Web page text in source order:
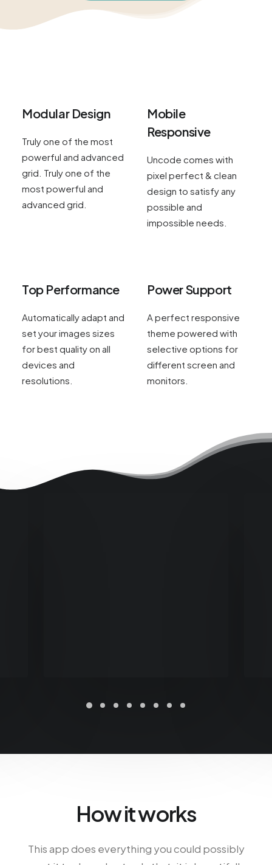
Modular Design
Truly one of the most
powerful and advanced
grid. Truly one of the
most powerful and
advanced grid.
Mobile
Responsive
Uncode comes with
pixel perfect & clean
design to satisfy any
possible and
impossible needs.
Top Performance
Automatically adapt and
set your images sizes
for best quality on all
devices and
resolutions.
Power Support
A perfect responsive
theme powered with
selective options for
different screen and
monitors.
How it works
This app does everything you could possibly